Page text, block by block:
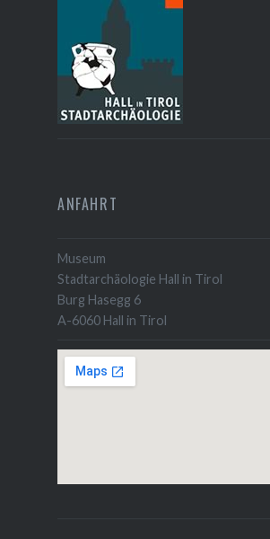
ANFAHRT
Museum
Stadtarchäologie Hall in Tirol
Burg Hasegg 6
A-6060 Hall in Tirol